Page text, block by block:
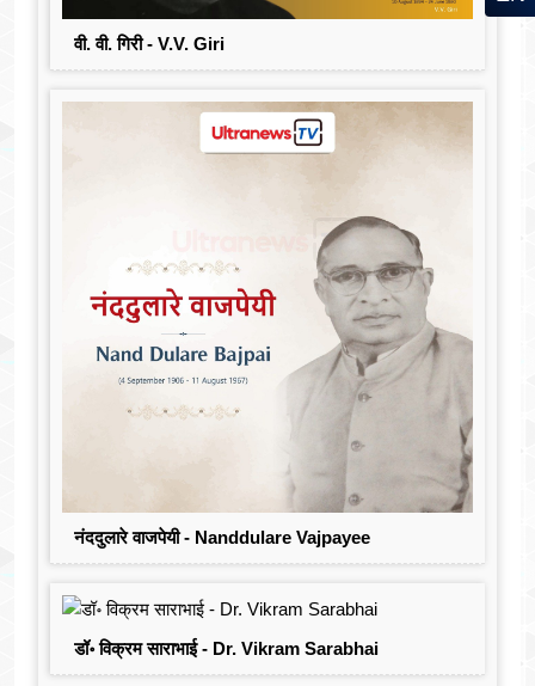
वी. वी. गिरी - V.V. Giri
नंददुलारे वाजपेयी - Nanddulare Vajpayee
डॉ॰ विक्रम साराभाई - Dr. Vikram Sarabhai